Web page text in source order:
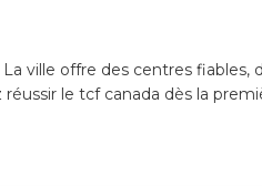
ville offre des centres fiables,
le tcf canada dès la